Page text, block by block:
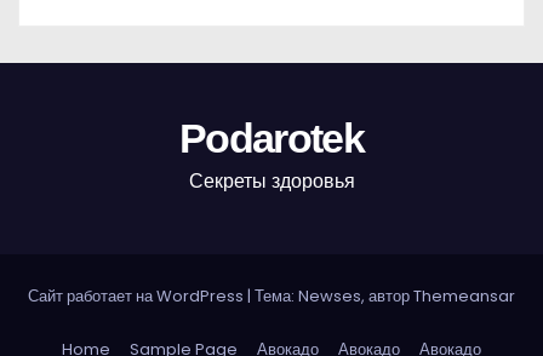
Podarotek
Секреты здоровья
Сайт работает на WordPress | Тема: Newses, авторThemeansar
Home Sample Page Авокадо Авокадо
Авокадо